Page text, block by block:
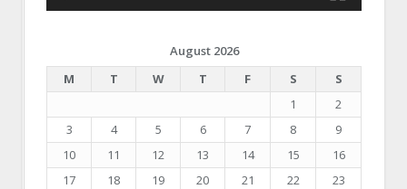
August 2026
M
T W T F S
S
1
2
3
4 5 6 7 8
9
10
11 12 13 14 15
16
17
18 19 20 21 22
23